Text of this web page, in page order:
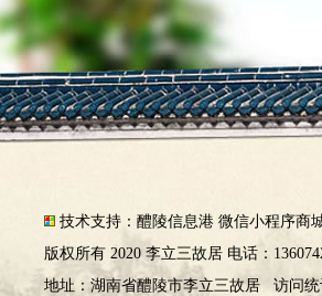
技术支持： 醴陵信息港 微信小程序商
版权所有 2020 李立三故居 电话：
地址：湖南省醴陵市李立三故居 访问